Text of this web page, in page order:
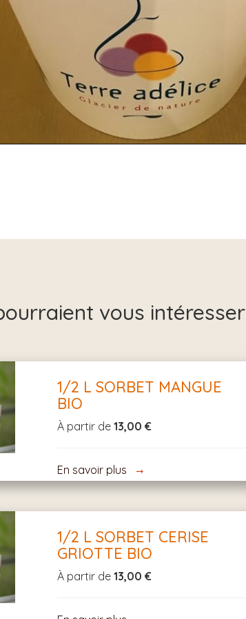
vous intéresser
1/2 L SORBET MANGUE
BIO
À partir de13,00 €
En savoir plus
1/2 L SORBET CERISE
GRIOTTE BIO
À partir de13,00 €